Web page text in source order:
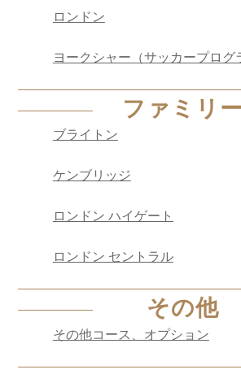
ロンドン
ヨークシャー（サッカープログ
ファミリー
ブライトン
ケンブリッジ
ロンドン ハイゲート
ロンドン セントラル
その他
その他コース、オプション